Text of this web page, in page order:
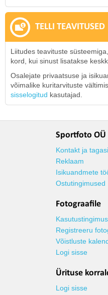
TELLI TEAVITUSED
Liitudes teavituste
kord, kui sinust lisatakse
Osalejate privaatsuse ja
võimalike kuritarvituste
sisselogitud kasutajad.
Sportfoto OÜ
Kontakt ja
Reklaam
Isikuandmete
Ostutingimused
Fotograafile
Registreeru
Võistluste
Logi sisse
Ürituse
Logi sisse